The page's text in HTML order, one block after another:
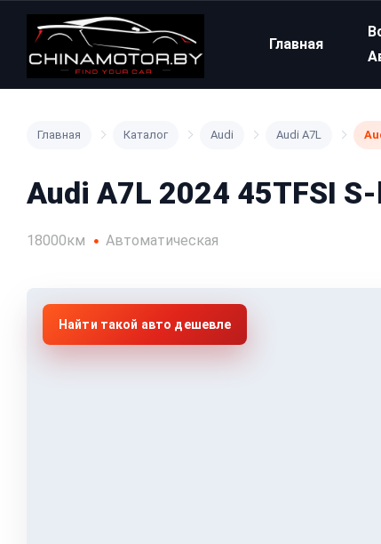
Главная
Главная Каталог Audi Audi A7L
Audi A7L 2024 45TFSI
18000км Автоматическая
Найти такой авто дешевле